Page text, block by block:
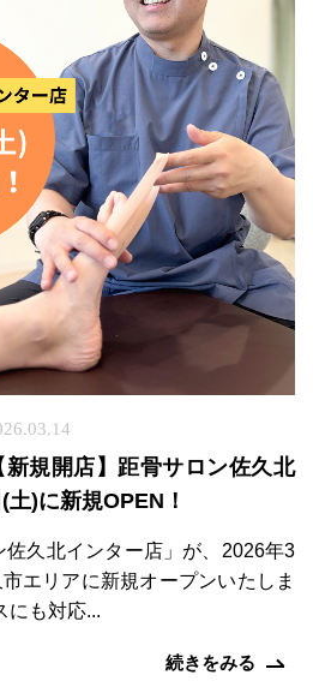
新規開店】距骨サロン佐久北
)に新規OPEN！
佐久北インター店」が、2026年3
エリアに新規オープンいたしま
にも対応...
続きをみる